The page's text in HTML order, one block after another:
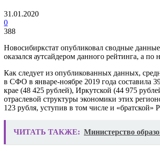
31.01.2020
0
388
Новосибиркстат опубликовал сводные
оказался аутсайдером данного рейтинга, а
Как следует из опубликованных данных,
в СФО в январе-ноябре 2019 года составила
крае (48 425 рублей), Иркутской (44 975
отраслевой структуры экономики этих
123 рубля, уступив в том числе и
ЧИТАТЬ ТАКЖЕ: Министерство